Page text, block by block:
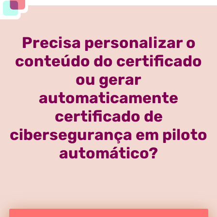
Precisa personalizar o
conteúdo do certificado
ou gerar
automaticamente
certificado de
cibersegurança em piloto
automático?